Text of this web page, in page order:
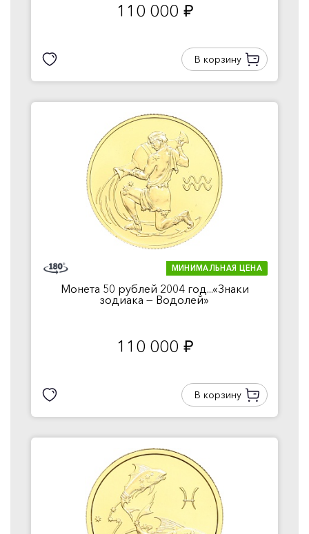
110 000 руб.
В корзину
МИНИМАЛЬНАЯ ЦЕНА
Монета 50 рублей 2004 год...«Знаки
зодиака — Водолей»
110 000 руб.
В корзину